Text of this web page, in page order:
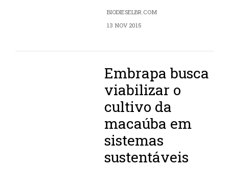
BIODIESELBR.COM
13 NOV 2015
Embrapa busca
viabilizar o
cultivo da
macaúba em
sistemas
sustentáveis